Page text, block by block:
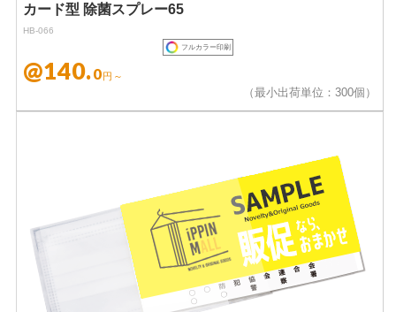
カード型 除菌スプレー65
HB-066
フルカラー印刷
@140.0 円～
（最小出荷単位：300個）